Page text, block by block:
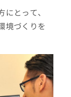
とって、
境づくりを